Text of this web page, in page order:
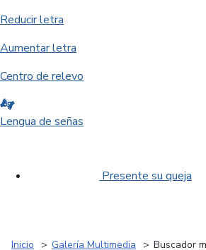
Reducir letra
Aumentar letra
Centro de relevo
Lengua de señas
Presente su queja
Inicio Galería Multimedia Buscador